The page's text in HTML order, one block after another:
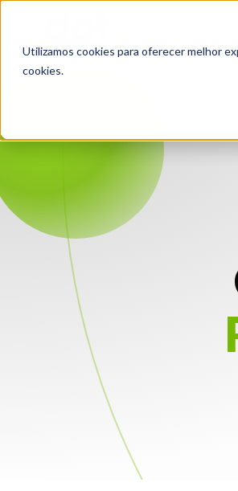
Utilizamos cookies para oferecer melhor
cookies.